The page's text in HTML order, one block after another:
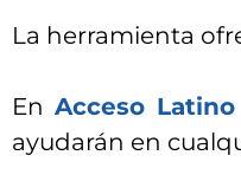
La herramienta
En Acceso
ayudarán en